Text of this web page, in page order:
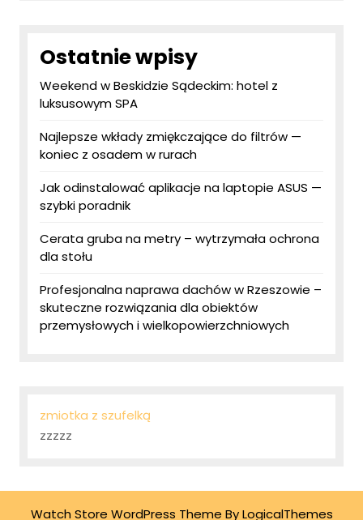
Ostatnie wpisy
Weekend w Beskidzie Sądeckim: hotel z
luksusowym SPA
Najlepsze wkłady zmiękczające do filtrów —
koniec z osadem w rurach
Jak odinstalować aplikacje na laptopie ASUS —
szybki poradnik
Cerata gruba na metry – wytrzymała ochrona
dla stołu
Profesjonalna naprawa dachów w Rzeszowie –
skuteczne rozwiązania dla obiektów
przemysłowych i wielkopowierzchniowych
zmiotka z szufelką
zzzzz
Watch Store WordPress Theme By LogicalThemes